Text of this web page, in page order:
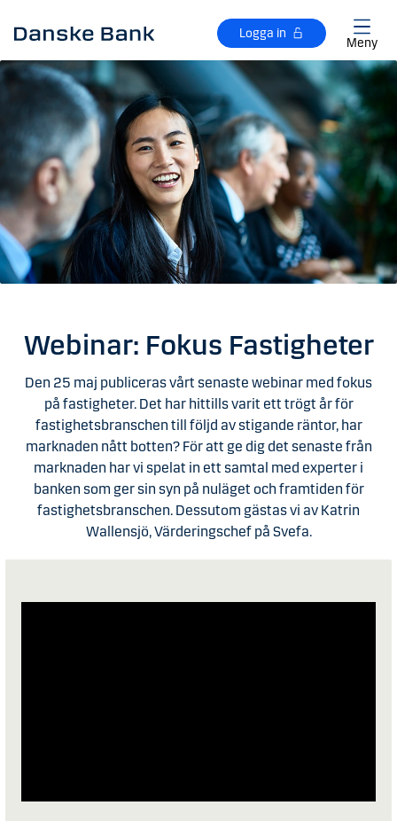
Logga in
Meny
Webinar: Fokus Fastigheter
Den 25 maj publiceras vårt senaste webinar med fokus
på fastigheter. Det har hittills varit ett trögt år för
fastighetsbranschen till följd av stigande räntor, har
marknaden nått botten? För att ge dig det senaste från
marknaden har vi spelat in ett samtal med experter i
banken som ger sin syn på nuläget och framtiden för
fastighetsbranschen. Dessutom gästas vi av Katrin
Wallensjö, Värderingschef på Svefa.